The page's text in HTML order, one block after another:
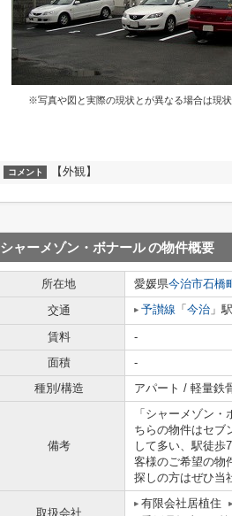
※写真や図と実際の現状とが異なる場合は現
コメント 【外観】
シャーメゾン・ボナールの物件概要
所在地 愛媛県今治市石橋
交通
予讃線 「 今治 」
賃料 -
面積
-
種別/構造
アパート / 軽量鉄
備考
「シャーメゾン
ちらの物件はセブ
して多い、駅徒歩
客様のご希望の物
探しの方はぜひ当
取扱会社
有限会社居植住